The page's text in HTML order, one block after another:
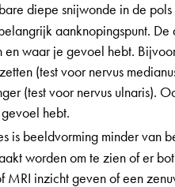
diepe snijwonde in de
aanknopingspunt. De
en waar je gevoel hebt.
(test voor nervus
(test voor nervus ulnaris).
hebt.
is beeldvorming minder van
worden om te zien of er
MRI inzicht geven of een